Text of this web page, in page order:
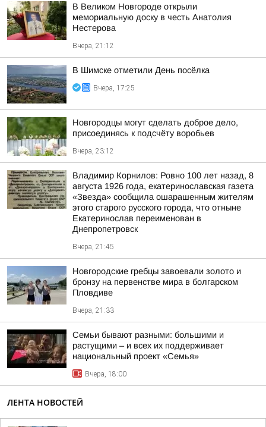
В Великом Новгороде открыли
мемориальную доску в честь Анатолия
Нестерова
Вчера, 21:12
В Шимске отметили День посёлка
Вчера, 17:25
Новгородцы могут сделать доброе дело,
присоединясь к подсчёту воробьев
Вчера, 23:12
Владимир Корнилов: Ровно 100 лет назад, 8
августа 1926 года, екатеринославская газета
«Звезда» сообщила ошарашенным жителям
этого старого русского города, что отныне
Екатеринослав переименован в
Днепропетровск
Вчера, 21:45
Новгородские гребцы завоевали золото и
бронзу на первенстве мира в болгарском
Пловдиве
Вчера, 21:33
Семьи бывают разными: большими и
растущими – и всех их поддерживает
национальный проект «Семья»
Вчера, 18:00
ЛЕНТА НОВОСТЕЙ